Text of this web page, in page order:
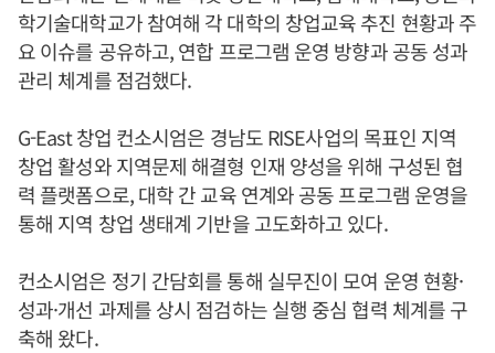
학기술대학교가 참여해 각 대학의 창업교육 추진 현황과 주
요 이슈를 공유하고, 연합 프로그램 운영 방향과 공동 성과
관리 체계를 점검했다.
G-East 창업 컨소시엄은 경남도 RISE사업의 목표인 지역
창업 활성와 지역문제 해결형 인재 양성을 위해 구성된 협
력 플랫폼으로, 대학 간 교육 연계와 공동 프로그램 운영을
통해 지역 창업 생태계 기반을 고도화하고 있다.
컨소시엄은 정기 간담회를 통해 실무진이 모여 운영 현황·
성과·개선 과제를 상시 점검하는 실행 중심 협력 체계를 구
축해 왔다.